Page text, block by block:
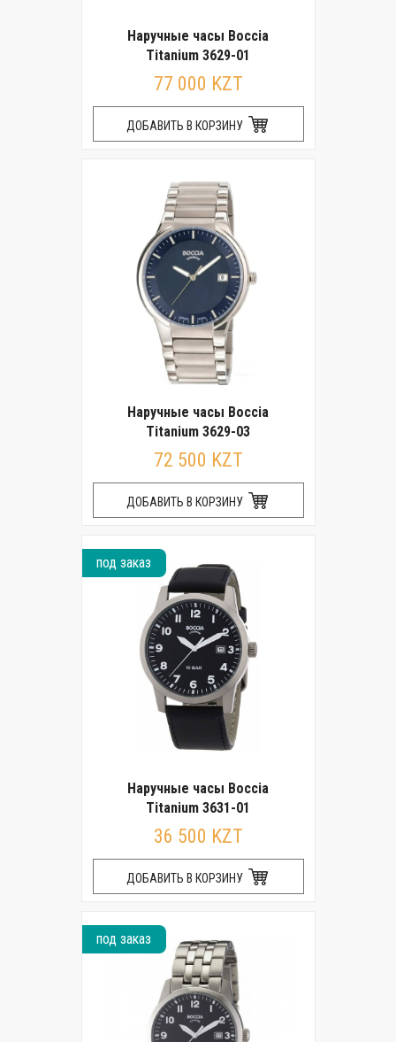
Наручные часы Boccia
Titanium 3629-01
77 000 KZT
ДОБАВИТЬ В КОРЗИНУ
Наручные часы Boccia
Titanium 3629-03
72 500 KZT
ДОБАВИТЬ В КОРЗИНУ
под заказ
Наручные часы Boccia
Titanium 3631-01
36 500 KZT
ДОБАВИТЬ В КОРЗИНУ
под заказ